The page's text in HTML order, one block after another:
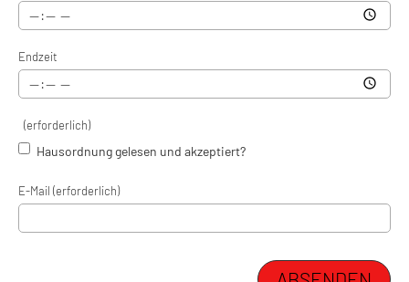
Endzeit
(erforderlich)
Hausordnung gelesen und akzeptiert?
E-Mail (erforderlich)